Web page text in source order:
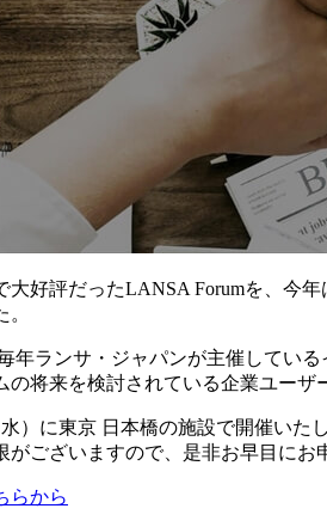
大好評だったLANSA Forumを、今
年ランサ・ジャパンが主催してい
の将来を検討されている企業ユーザ
）に東京 日本橋の施設で開催いた
がございますので、是非お早目にお
らから